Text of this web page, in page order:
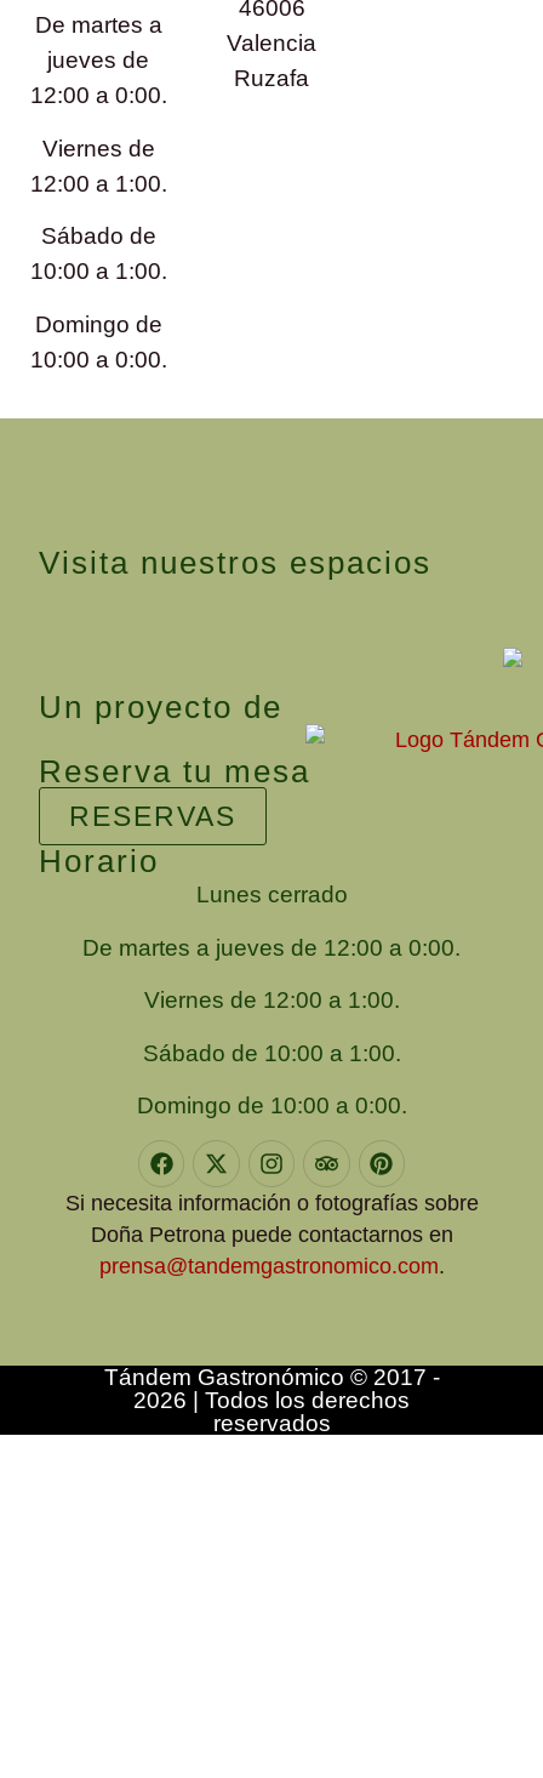
De martes a
jueves de
12:00 a 0:00.
Viernes de
12:00 a 1:00.
Sábado de
10:00 a 1:00.
Domingo de
10:00 a 0:00.
46006
Valencia
Ruzafa
Visita nuestros espacios
Un proyecto de
Horario
Lunes cerrado
De martes a jueves de 12:00 a 0:00.
Viernes de 12:00 a 1:00.
Sábado de 10:00 a 1:00.
Domingo de 10:00 a 0:00.
Si necesita información o fotografías sobre
Doña Petrona puede contactarnos en
prensa@tandemgastronomico.com.
Reserva tu mesa
RESERVAS
Tándem Gastronómico © 2017 -
2026 | Todos los derechos
reservados